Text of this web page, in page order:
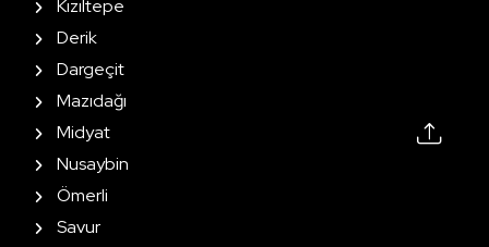
Kızıltepe
Derik
Dargeçit
Mazıdağı
Midyat
Nusaybin
Ömerli
Savur